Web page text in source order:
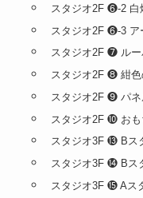
スタジオ1F ❷ 和風
スタジオ1F ❸ 和室
スタジオ1F
スタジオ1F ❹-2 カ
スタジオ2F ❺ 背景
スタジオ2F ❻-1 大
スタジオ2F ❻-2 白
スタジオ2F ❻-3 ア
スタジオ2F ❼ ルー